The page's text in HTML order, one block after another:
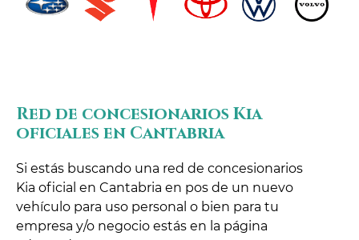
Red de concesionarios Kia
oficiales en Cantabria
Si estás buscando una red de concesionarios
Kia oficial en Cantabria en pos de un nuevo
vehículo para uso personal o bien para tu
empresa y/o negocio estás en la página